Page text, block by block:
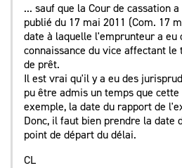
... sauf que la Cour de cassation
publié du 17 mai 2011 (Com. 17
date à laquelle l'emprunteur a eu
connaissance du vice affectant
de prêt.
Il est vrai qu'il y a eu des
pu être admis un temps que
exemple, la date du rapport de
Donc, il faut bien prendre la date
point de départ du délai.
CL